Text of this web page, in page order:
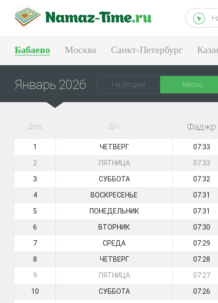
Бабаево Москва Санкт-Петербург
Январь 2026 На сегодня Месяц
Дата Д/н Фаджр
1 ЧЕТВЕРГ 07:33
2 ПЯТНИЦА 07:33
3 СУББОТА 07:32
4 ВОСКРЕСЕНЬЕ 07:31
5 ПОНЕДЕЛЬНИК 07:31
6 ВТОРНИК 07:30
7 СРЕДА 07:29
8 ЧЕТВЕРГ 07:28
9 ПЯТНИЦА 07:27
10 СУББОТА 07:26